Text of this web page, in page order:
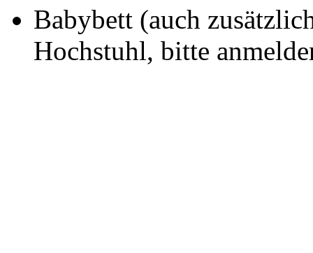
Babybett (auch
Hochstuhl, bitte